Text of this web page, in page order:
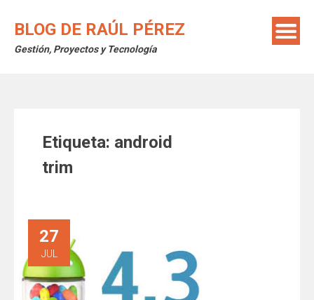
BLOG DE RAÚL PÉREZ
Gestión, Proyectos y Tecnología
Etiqueta: android
trim
27
JUL